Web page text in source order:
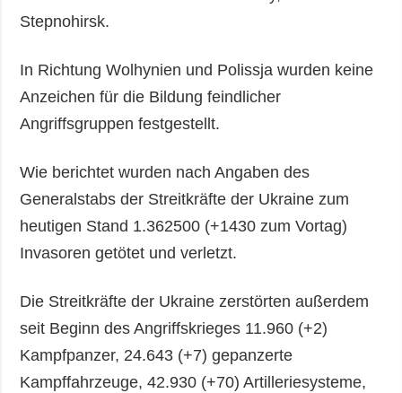
Stepnohirsk.
In Richtung Wolhynien und Polissja wurden keine
Anzeichen für die Bildung feindlicher
Angriffsgruppen festgestellt.
Wie berichtet wurden nach Angaben des
Generalstabs der Streitkräfte der Ukraine zum
heutigen Stand 1.362500 (+1430 zum Vortag)
Invasoren getötet und verletzt.
Die Streitkräfte der Ukraine zerstörten außerdem
seit Beginn des Angriffskrieges 11.960 (+2)
Kampfpanzer, 24.643 (+7) gepanzerte
Kampffahrzeuge, 42.930 (+70) Artilleriesysteme,